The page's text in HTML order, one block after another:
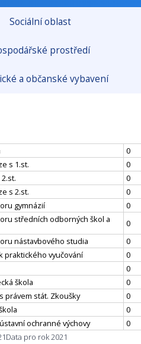
Sociální oblast
prostředí
a občanské vybavení
0
s 1.st.
0
0
s 2.st.
0
gymnázií
0
středních odborných škol a
0
nástavbového studia
0
praktického vyučování
0
0
škola
0
právem stát. Zkoušky
0
0
ochranné výchovy
0
Data pro rok 2021